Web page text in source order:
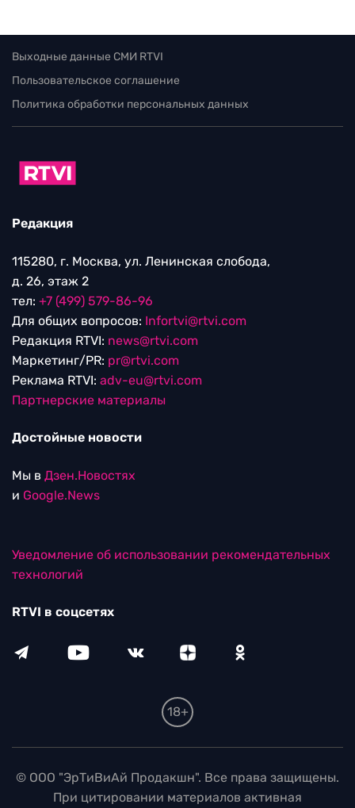
Выходные данные СМИ RTVI
Пользовательское соглашение
Политика обработки персональных данных
Редакция
115280, г. Москва, ул. Ленинская слобода,
д. 26, этаж 2
тел: +7 (499) 579-86-96
Для общих вопросов: Infortvi@rtvi.com
Редакция RTVI: news@rtvi.com
Маркетинг/PR: pr@rtvi.com
Реклама RTVI: adv-eu@rtvi.com
Партнерские материалы
Достойные новости
Мы в Дзен.Новостях
и Google.News
Уведомление об использовании рекомендательных
технологий
RTVI в соцсетях
18+
© ООО "ЭрТиВиАй Продакшн". Все права защищены.
При цитировании материалов активная